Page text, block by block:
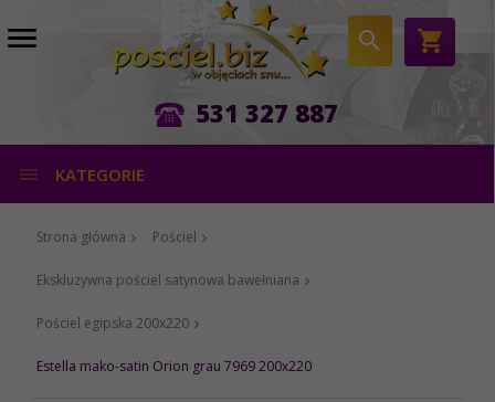
531 327 887
KATEGORIE
Strona główna Pościel
Ekskluzywna pościel satynowa bawełniana
Pościel egipska 200x220
Estella mako-satin Orion grau 7969 200x220